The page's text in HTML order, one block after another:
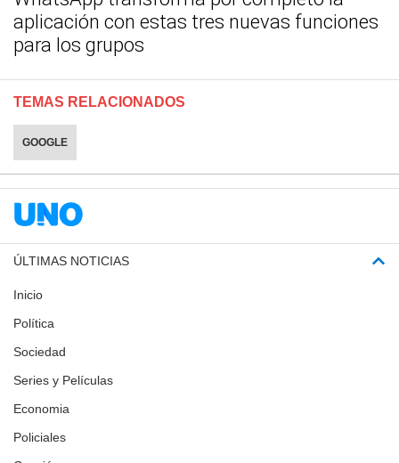
aplicación con estas tres nuevas funciones
para los grupos
TEMAS RELACIONADOS
GOOGLE
ÚLTIMAS NOTICIAS
Inicio
Política
Sociedad
Series y Películas
Economia
Policiales